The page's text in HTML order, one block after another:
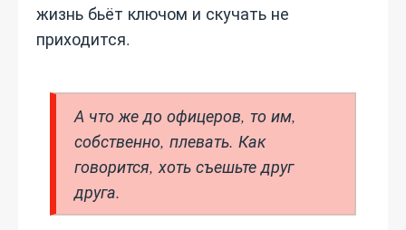
жизнь бьёт ключом и скучать не
приходится.
А что же до офицеров, то им,
собственно, плевать. Как
говорится, хоть съешьте друг
друга.